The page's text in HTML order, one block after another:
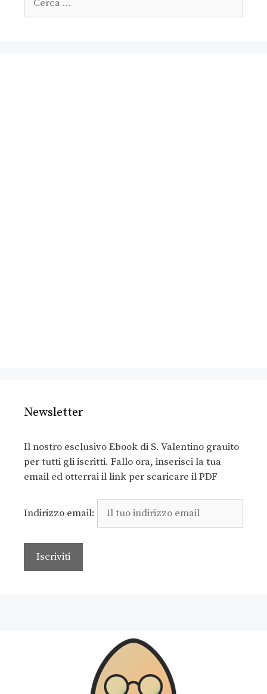
Newsletter
Il nostro esclusivo Ebook di S. Valentino grauito
per tutti gli iscritti. Fallo ora, inserisci la tua
email ed otterrai il link per scaricare il PDF
Indirizzo email: